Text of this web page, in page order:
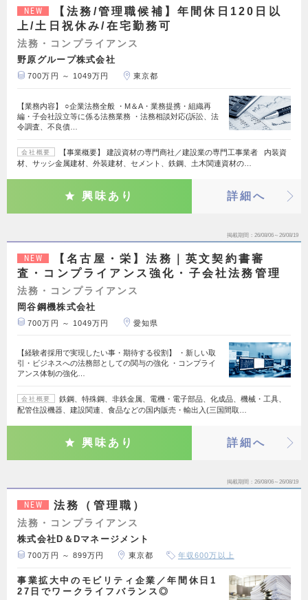
NEW
【法務/管理職候補】年間休日120日以
上/土日祝休み/在宅勤務可
法務・コンプライアンス
野原グループ株式会社
700万円 ～ 1049万円 東京都
【業務内容】 ○企業法務全般 ・M＆A・業務提携・組織再
編・子会社設立等に係る法務業務 ・法務相談対応(訴訟、法
令調査、不良債…
会社概要
【事業概要】 建設資材の専門商社／建設業の専門工事業者 内装資
材、サッシ金属建材、外装建材、セメント、鉄鋼、土木関連資材の…
興味あり 詳細へ
掲載期間 26/08/06～26/08/19
NEW
【名古屋・栄】法務｜英文契約書審
査・コンプライアンス強化・子会社法務管理
法務・コンプライアンス
岡谷鋼機株式会社
700万円 ～ 1049万円 愛知県
【経験者採用で実現したい事・期待する役割】 ・新しい取
引・ビジネスへの法務部としての関与の強化 ・コンプライ
アンス体制の強化…
会社概要
鉄鋼、特殊鋼、非鉄金属、電機・電子部品、化成品、機械・工具、
配管住設機器、建設関連、食品などの国内販売・輸出入(三国間取…
興味あり 詳細へ
掲載期間 26/08/06～26/08/19
NEW 法務（管理職）
法務・コンプライアンス
株式会社D＆Dマネージメント
700万円 ～ 899万円 東京都 年収600万以上
事業拡大中のモビリティ企業／年間休日1
27日でワークライフバランス◎